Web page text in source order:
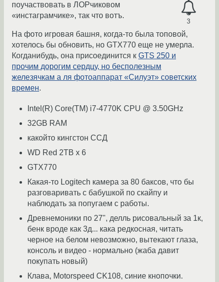
3
поучаствовать в ЛОРчиковом
«инстаграмчике», так что вотъ.
На фото игровая башня, когда-то была топовой,
хотелось бы обновить, но GTX770 еще не умерла.
Когданибудь, она присоединится к GTS 250 и
прочим дорогим сердцу, но бесполезным
железячкам а ля фотоаппарат «Силуэт» советских
времен.
Intel(R) Core(TM) i7-4770K CPU @ 3.50GHz
32GB RAM
какойто кингстон ССД
WD Red 2TB x 6
GTX770
Какая-то Logitech камера за 80 баксов, что бы
разговаривать с бабушкой по скайпу и
наблюдать за попугаем с работы.
Древнемоники по 27", делль рисовальный за 1к,
бенк вроде как 3д... кака редкосная, читать
черное на белом невозможно, вытекают глаза,
консоль и видео - нормально (жаба давит
покупать новый)
Клава, Motorspeed CK108, синие кнопочки.